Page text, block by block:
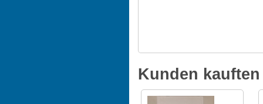
Kunden